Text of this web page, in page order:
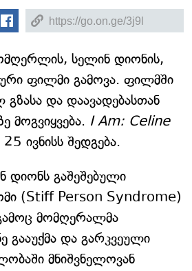
სელინ დიონის,
ფილმი გამოვა. ფილმში
და დაავადებასთან
მოგვიყვება. I Am: Celine
ივნისს შედგება.
გაშეშებული
(Stiff Person Syndrome)
მომღერალმა
გააუქმა და გარკვეული
მნიშვნელოვან